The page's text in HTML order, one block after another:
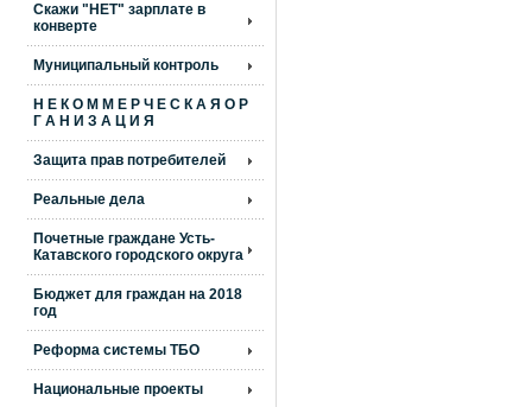
Скажи "НЕТ" зарплате в
конверте
Муниципальный контроль
Н Е К О М М Е Р Ч Е С К А Я О Р
Г А Н И З А Ц И Я
Защита прав потребителей
Реальные дела
Почетные граждане Усть-
Катавского городского округа
Бюджет для граждан на 2018
год
Реформа системы ТБО
Национальные проекты